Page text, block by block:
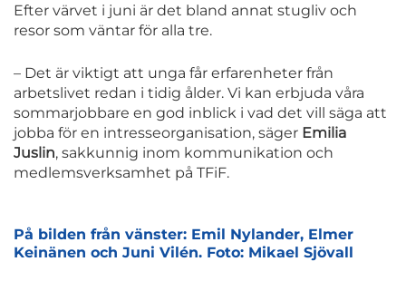
Efter värvet i juni är det bland annat stugliv och
resor som väntar för alla tre.
– Det är viktigt att unga får erfarenheter från
arbetslivet redan i tidig ålder. Vi kan erbjuda våra
sommarjobbare en god inblick i vad det vill säga att
jobba för en intresseorganisation, säger Emilia
Juslin, sakkunnig inom kommunikation och
medlemsverksamhet på TFiF.
På bilden från vänster: Emil Nylander, Elmer
Keinänen och Juni Vilén. Foto: Mikael Sjövall